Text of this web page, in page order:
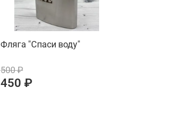
Фляга "Спаси воду"
500 ₽
450 ₽